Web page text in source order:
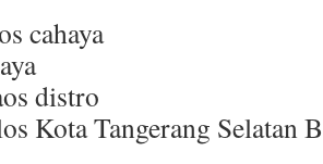
cahaya
distro
Kota Tangerang Selatan